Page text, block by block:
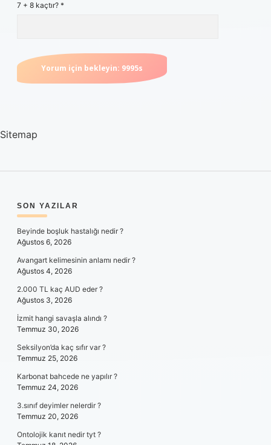
7 + 8 kaçtır? *
Sitemap
SIDEBAR
SON YAZILAR
Beyinde boşluk hastalığı nedir ?
Ağustos 6, 2026
Avangart kelimesinin anlamı nedir ?
Ağustos 4, 2026
2.000 TL kaç AUD eder ?
Ağustos 3, 2026
İzmit hangi savaşla alındı ?
Temmuz 30, 2026
Seksilyon’da kaç sıfır var ?
Temmuz 25, 2026
Karbonat bahcede ne yapılır ?
Temmuz 24, 2026
3.sınıf deyimler nelerdir ?
Temmuz 20, 2026
Ontolojik kanıt nedir tyt ?